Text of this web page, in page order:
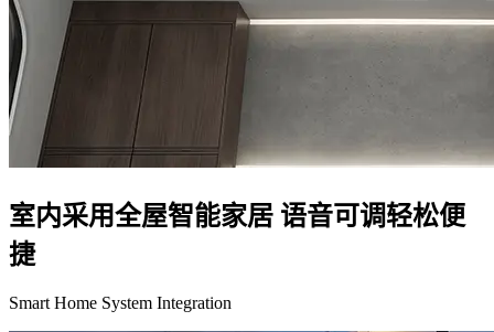
室内采用全屋智能家居 语音可调轻松便
捷
Smart Home System Integration